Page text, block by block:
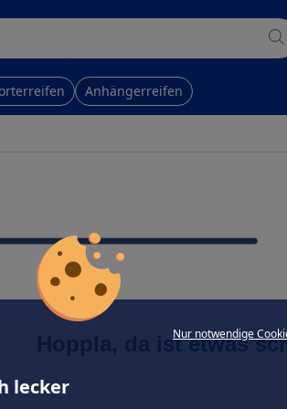
Nur notwendige
lecker
Anhängerreifen
Hoppla, da ist etwas